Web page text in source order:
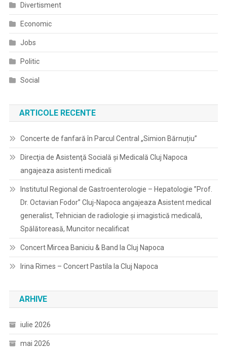
Divertisment
Economic
Jobs
Politic
Social
ARTICOLE RECENTE
Concerte de fanfară în Parcul Central „Simion Bărnuțiu”
Direcţia de Asistenţă Socială şi Medicală Cluj Napoca
angajeaza asistenti medicali
Institutul Regional de Gastroenterologie – Hepatologie ”Prof.
Dr. Octavian Fodor” Cluj-Napoca angajeaza Asistent medical
generalist, Tehnician de radiologie și imagistică medicală,
Spălătoreasă, Muncitor necalificat
Concert Mircea Baniciu & Band la Cluj Napoca
Irina Rimes – Concert Pastila la Cluj Napoca
ARHIVE
iulie 2026
mai 2026